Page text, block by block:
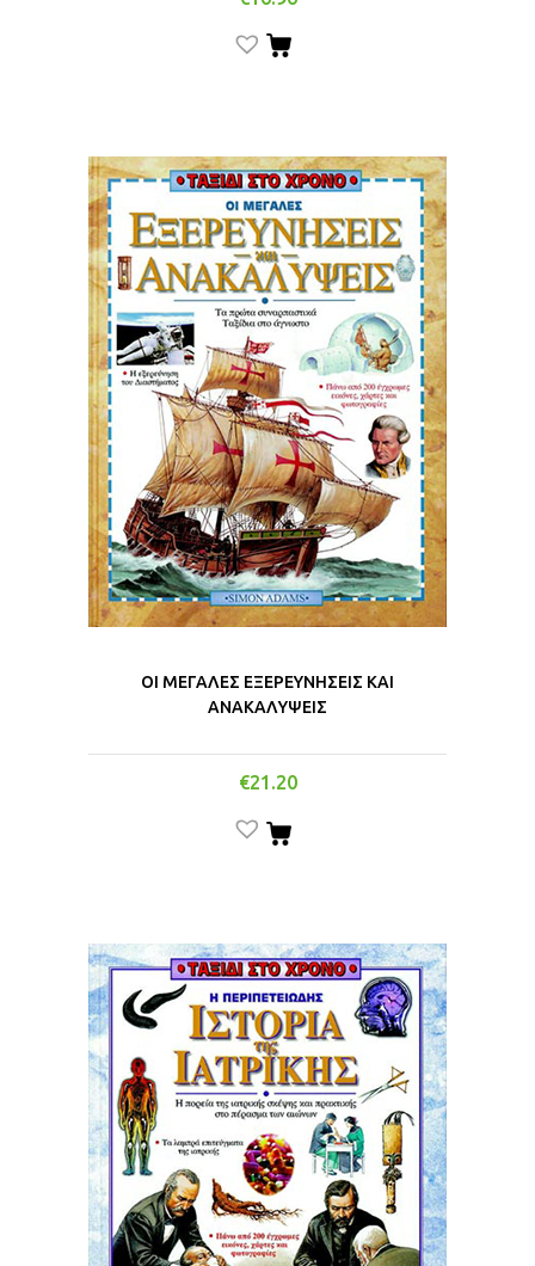
ΟΙ ΜΕΓΑΛΕΣ ΕΞΕΡΕΥΝΗΣΕΙΣ ΚΑΙ
ΑΝΑΚΑΛΥΨΕΙΣ
€21.20